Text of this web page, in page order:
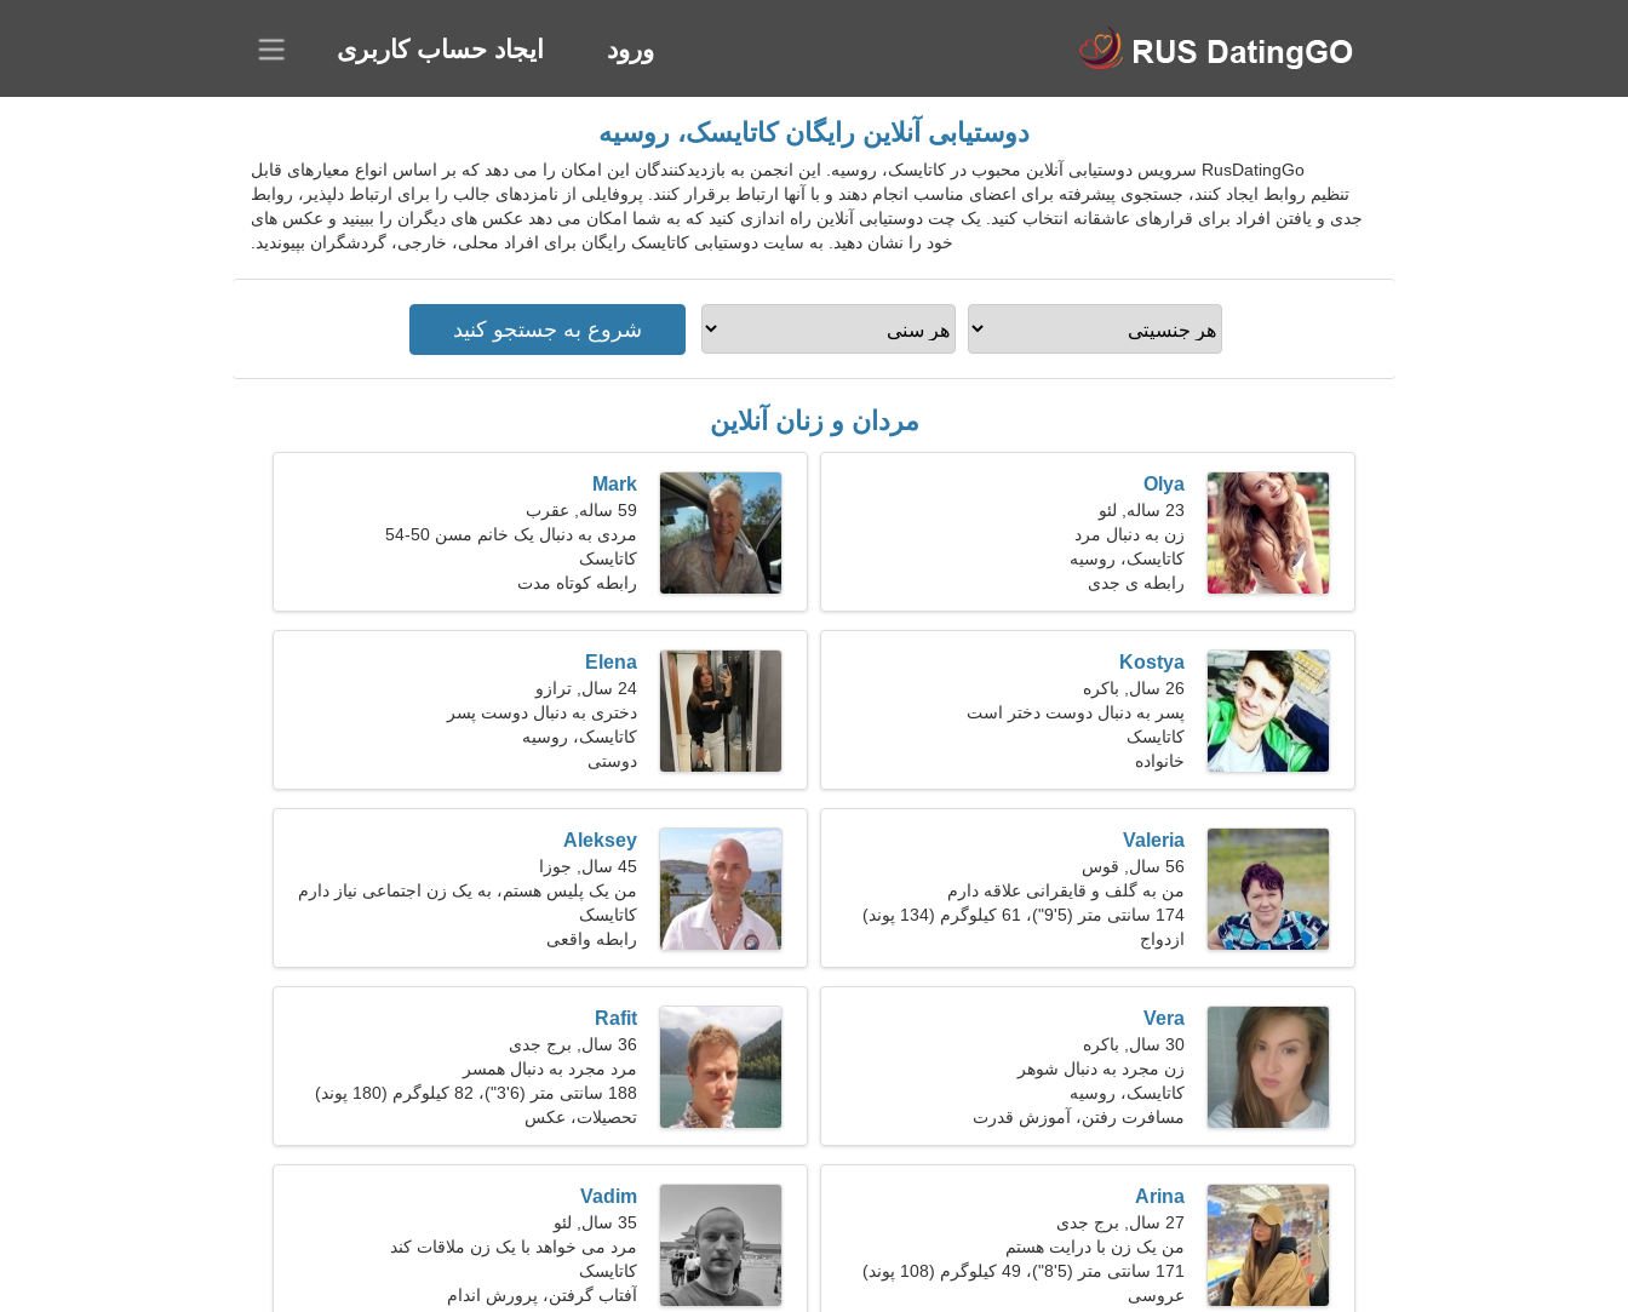
ورود ایجاد حساب کاربری
دوستیابی آنلاین رایگان کاتایسک، روسیه
RusDatingGo سرویس دوستیابی آنلاین محبوب در کاتایسک، روسیه. این انجمن به بازدیدکنندگان این امکان را می دهد که بر اساس انواع معیارهای قابل
تنظیم روابط ایجاد کنند، جستجوی پیشرفته برای اعضای مناسب انجام دهند و با آنها ارتباط برقرار کنند. پروفایلی از نامزدهای جالب را برای ارتباط دلپذیر، روابط
جدی و یافتن افراد برای قرارهای عاشقانه انتخاب کنید. یک چت دوستیابی آنلاین راه اندازی کنید که به شما امکان می دهد عکس های دیگران را ببینید و عکس های
خود را نشان دهید. به سایت دوستیابی کاتایسک رایگان برای افراد محلی، خارجی، گردشگران بپیوندید.
مردان و زنان آنلاین
Olya
23 ساله, لئو
زن به دنبال مرد
کاتایسک، روسیه
رابطه ی جدی
Mark
59 ساله, عقرب
مردی به دنبال یک خانم مسن 50-54
کاتایسک
رابطه کوتاه مدت
Kostya
26 سال, باکره
پسر به دنبال دوست دختر است
کاتایسک
خانواده
Elena
24 سال, ترازو
دختری به دنبال دوست پسر
کاتایسک، روسیه
دوستی
Valeria
56 سال, قوس
من به گلف و قایقرانی علاقه دارم
174 سانتی متر (5'9")، 61 کیلوگرم (134 پوند)
ازدواج
Aleksey
45 سال, جوزا
من یک پلیس هستم، به یک زن اجتماعی نیاز دارم
کاتایسک
رابطه واقعی
Vera
30 سال, باکره
زن مجرد به دنبال شوهر
کاتایسک، روسیه
مسافرت رفتن، آموزش قدرت
Rafit
36 سال, برج جدی
مرد مجرد به دنبال همسر
188 سانتی متر (6'3")، 82 کیلوگرم (180 پوند)
تحصیلات، عکس
Arina
27 سال, برج جدی
من یک زن با درایت هستم
171 سانتی متر (5'8")، 49 کیلوگرم (108 پوند)
عروسی
Vadim
35 سال, لئو
مرد می خواهد با یک زن ملاقات کند
کاتایسک
آفتاب گرفتن، پرورش اندام